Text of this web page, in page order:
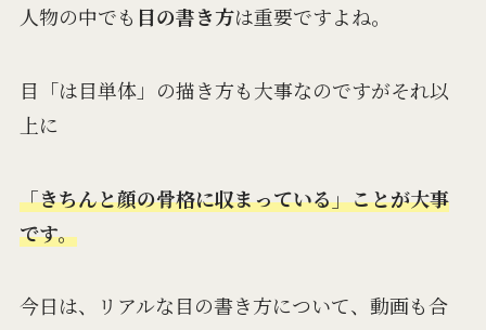
人物の中でも 目の書き方は重要ですよね。
目「は目単体」の描き方も大事なのですがそれ以
上に
「きちんと顔の骨格に収まっている」ことが大事
です。
今日は、リアルな目の書き方について、動画も合